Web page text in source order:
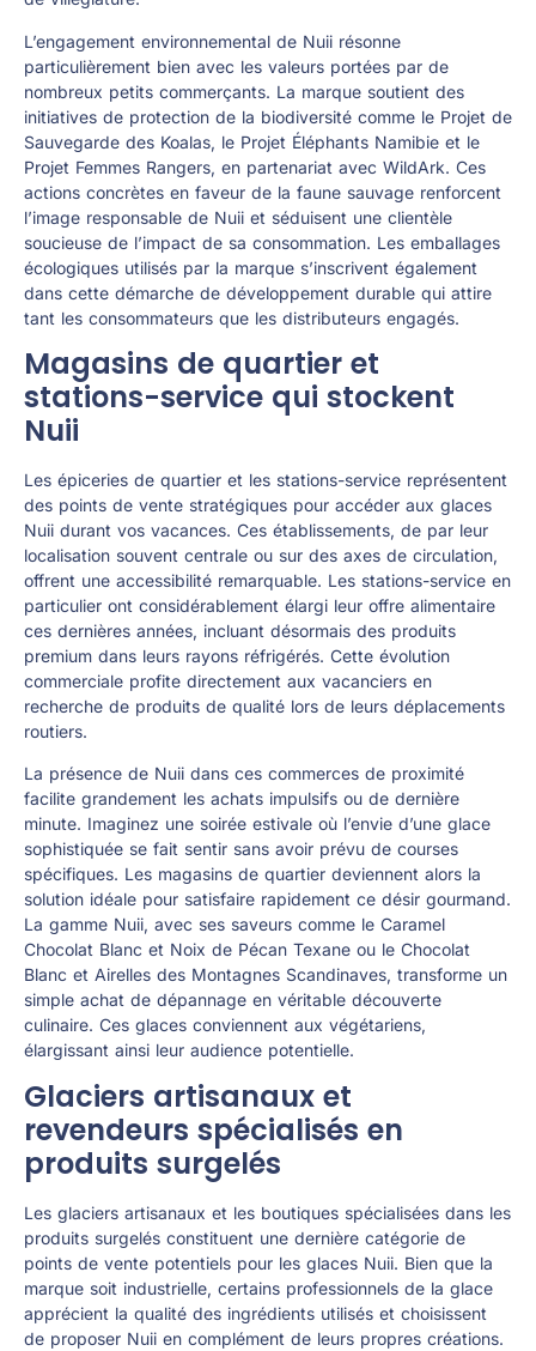
L’engagement environnemental de Nuii résonne
particulièrement bien avec les valeurs portées par de
nombreux petits commerçants. La marque soutient des
initiatives de protection de la biodiversité comme le Projet de
Sauvegarde des Koalas, le Projet Éléphants Namibie et le
Projet Femmes Rangers, en partenariat avec WildArk. Ces
actions concrètes en faveur de la faune sauvage renforcent
l’image responsable de Nuii et séduisent une clientèle
soucieuse de l’impact de sa consommation. Les emballages
écologiques utilisés par la marque s’inscrivent également
dans cette démarche de développement durable qui attire
tant les consommateurs que les distributeurs engagés.
Magasins de quartier et
stations-service qui stockent
Nuii
Les épiceries de quartier et les stations-service représentent
des points de vente stratégiques pour accéder aux glaces
Nuii durant vos vacances. Ces établissements, de par leur
localisation souvent centrale ou sur des axes de circulation,
offrent une accessibilité remarquable. Les stations-service en
particulier ont considérablement élargi leur offre alimentaire
ces dernières années, incluant désormais des produits
premium dans leurs rayons réfrigérés. Cette évolution
commerciale profite directement aux vacanciers en
recherche de produits de qualité lors de leurs déplacements
routiers.
La présence de Nuii dans ces commerces de proximité
facilite grandement les achats impulsifs ou de dernière
minute. Imaginez une soirée estivale où l’envie d’une glace
sophistiquée se fait sentir sans avoir prévu de courses
spécifiques. Les magasins de quartier deviennent alors la
solution idéale pour satisfaire rapidement ce désir gourmand.
La gamme Nuii, avec ses saveurs comme le Caramel
Chocolat Blanc et Noix de Pécan Texane ou le Chocolat
Blanc et Airelles des Montagnes Scandinaves, transforme un
simple achat de dépannage en véritable découverte
culinaire. Ces glaces conviennent aux végétariens,
élargissant ainsi leur audience potentielle.
Glaciers artisanaux et
revendeurs spécialisés en
produits surgelés
Les glaciers artisanaux et les boutiques spécialisées dans les
produits surgelés constituent une dernière catégorie de
points de vente potentiels pour les glaces Nuii. Bien que la
marque soit industrielle, certains professionnels de la glace
apprécient la qualité des ingrédients utilisés et choisissent
de proposer Nuii en complément de leurs propres créations.